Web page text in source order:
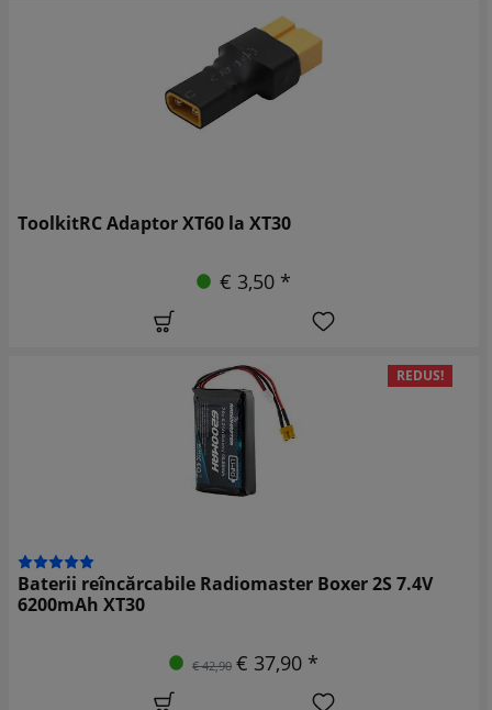
ToolkitRC Adaptor XT60 la XT30
€ 3,50 *
REDUS!
Baterii reîncărcabile Radiomaster Boxer 2S 7.4V
6200mAh XT30
€ 42,90 € 37,90 *